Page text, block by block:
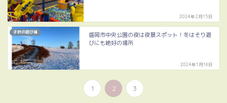
2024年2月15日
子供の遊び場
盛岡市中央公園の夜は夜景スポット！冬はそり遊
びにも絶好の場所
2024年1月16日
1 2 3